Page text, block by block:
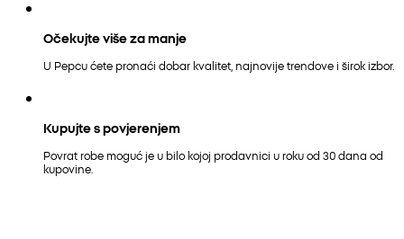
Očekujte više za manje
U Pepcu ćete pronaći dobar kvalitet, najnovije trendove i širok izbor.
Kupujte s povjerenjem
Povrat robe moguć je u bilo kojoj prodavnici u roku od 30 dana od
kupovine.